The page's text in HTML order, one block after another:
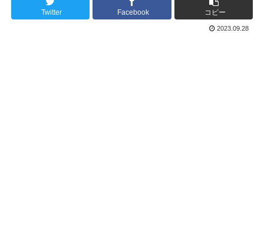
Twitter Facebook コピー
2023.09.28